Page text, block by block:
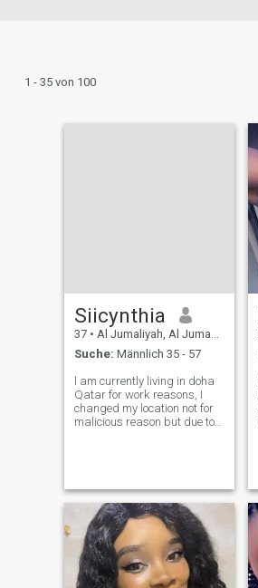
1 - 35 von 100
Siicynthia
37 • Al Jumaliyah, Al Jumaylīyah, Katar
Suche: Männlich 35 - 57
l am currently living in doha
Qatar for work reasons, I
changed my location not for
malicious reason but due to
I enjoy learning about differ